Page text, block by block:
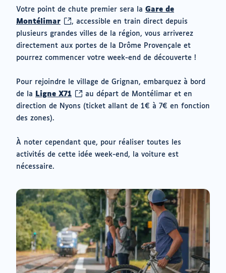
Votre point de chute premier sera la Gare de
Montélimar(ouvrir
vers
un
nouvel
, accessible en train direct depuis
plusieurs grandes villes de la région, vous arriverez
directement aux portes de la Drôme Provençale et
pourrez commencer votre week-end de découverte !
Pour rejoindre le village de Grignan, embarquez à bord
de la
Ligne X71(ouvrir
vers
onglet)
au départ de Montélimar et en
direction de Nyons (ticket allant de 1€ à 7€ en fonction
des zones).
À noter cependant que, pour réaliser toutes les
activités de cette idée week-end, la voiture est
nécessaire.